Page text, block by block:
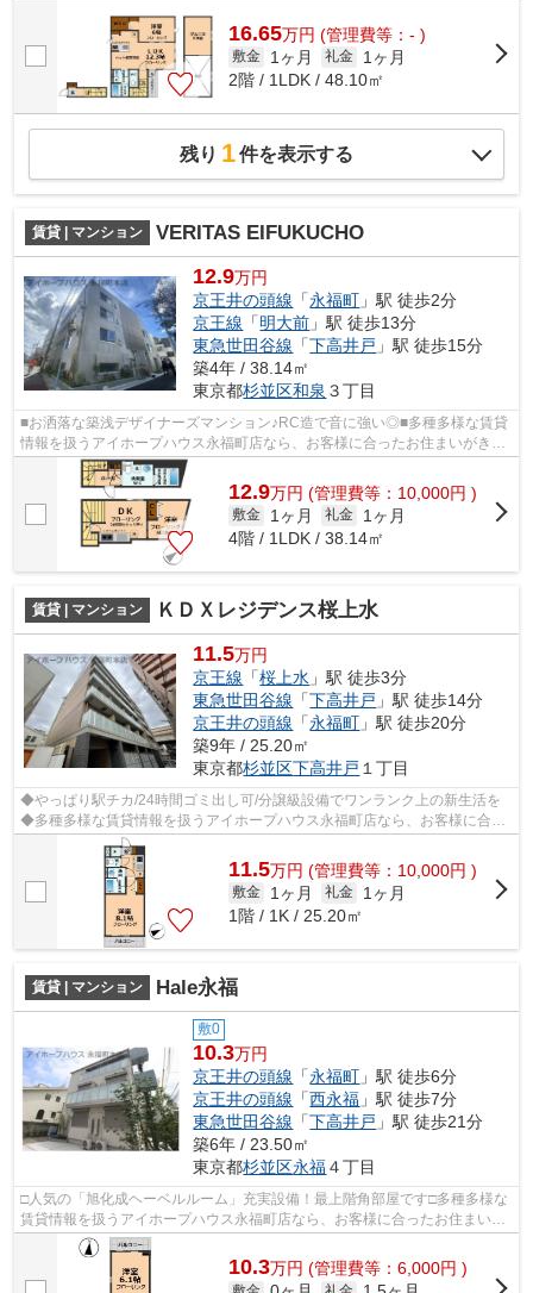
16.65万円 (管理費等：- )
敷金 1ヶ月 礼金
1ヶ月
2階 / 1LDK / 48.10㎡
残り 1件を表示する
賃貸 | マンション VERITAS EIFUKUCHO
12.9万円
京王井の頭線 「永福町 」駅 徒歩2分
京王線 「明大前 」駅 徒歩13分
東急世田谷線 「下高井戸 」駅 徒歩15分
築4年 / 38.14㎡
東京都杉並区和泉 ３丁目
■お洒落な築浅デザイナーズマンション♪RC造で音に強い◎■多種多様な賃貸
情報を扱うアイホープハウス永福町店なら、お客様に合ったお住まいがきっ
と見つかります。お電話03-3327-7774か...
12.9万円 (管理費等：10,000円 )
敷金 1ヶ月 礼金
1ヶ月
4階 / 1LDK / 38.14㎡
賃貸 | マンション ＫＤＸレジデンス桜上水
11.5万円
京王線 「桜上水 」駅 徒歩3分
東急世田谷線 「下高井戸 」駅 徒歩14分
京王井の頭線 「永福町 」駅 徒歩20分
築9年 / 25.20㎡
東京都杉並区下高井戸 １丁目
◆やっぱり駅チカ/24時間ゴミ出し可/分譲級設備でワンランク上の新生活を
◆多種多様な賃貸情報を扱うアイホープハウス永福町店なら、お客様に合っ
たお住まいがきっと見つかります。お電...
11.5万円 (管理費等：10,000円 )
敷金 1ヶ月 礼金
1ヶ月
1階 / 1K / 25.20㎡
賃貸 | マンション Hale永福
敷0
10.3万円
京王井の頭線 「永福町 」駅 徒歩6分
京王井の頭線 「西永福 」駅 徒歩7分
東急世田谷線 「下高井戸 」駅 徒歩21分
築6年 / 23.50㎡
東京都杉並区永福４丁目
□人気の「旭化成ヘーベルルーム」充実設備！最上階角部屋です□多種多様な
賃貸情報を扱うアイホープハウス永福町店なら、お客様に合ったお住まいが
きっと見つかります。お電話03-3327-7...
10.3万円 (管理費等：6,000円 )